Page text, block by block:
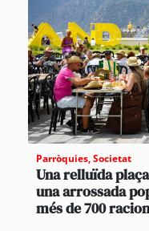
Parròquies,Societat
Una relluïda
una arrossada
més de 700